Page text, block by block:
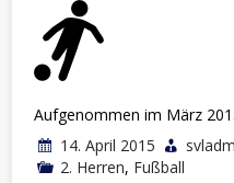
Aufgenommen im März
14. April 2015
2. Herren, Fußball